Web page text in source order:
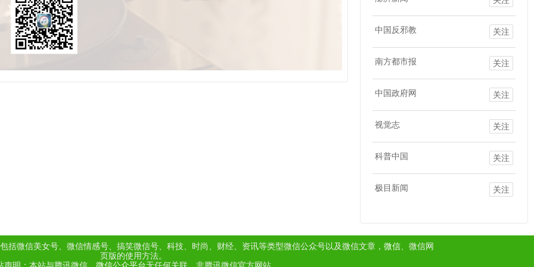
中国反邪教 关注
南方都市报 关注
中国政府网 关注
视觉志 关注
科普中国 关注
极目新闻 关注
括微信美女号、微信情感号、搞笑微信号、科技、时尚、财经、资讯等类型微信公众号以及微信文章， 微信 、微信网
页版的使用方法。
声明：本站与腾讯微信、 微信公众平台无任何关联，非腾讯微信官方网站。